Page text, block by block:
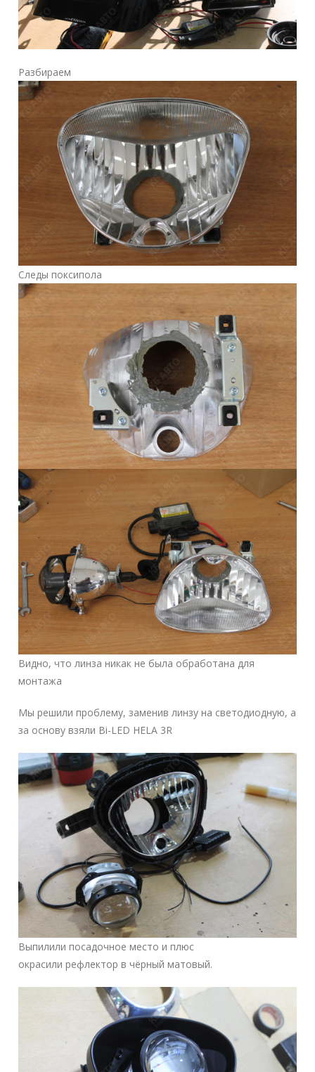
Разбираем
Следы поксипола
Видно, что линза никак не была обработана для
монтажа
Мы решили проблему, заменив линзу на светодиодную, а
за основу взяли Bi-LED HELA 3R
Выпилили посадочное место и плюс
окрасили рефлектор в чёрный матовый.